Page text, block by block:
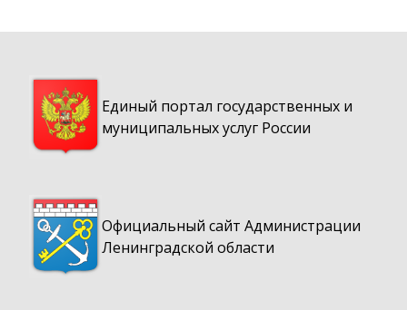
Единый портал государственных и
муниципальных услуг России
Официальный сайт Администрации
Ленинградской области